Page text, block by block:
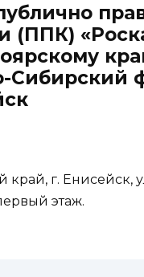
(ППК)
Сибирский
край, г. Енисейск,
этаж.